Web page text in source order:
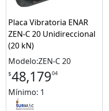
Placa Vibratoria ENAR
ZEN‑C 20 Unidireccional
(20 kN)
Modelo:ZEN-C 20
$48,17904
Mínimo: 1